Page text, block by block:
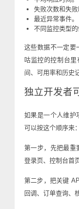
失败次数和失败
最近异常事件。
不同监控类型的
这些数据不一定要
咕监控的控制台
间、可用率和历史
独立开发者
如果是一个人维护
可以按这个顺序来：
第一步，先把最重
登录页、控制台首
第二步，把关键
回调、订单查询、